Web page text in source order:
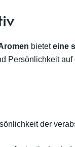
bieteteine
Persönlichkeit auf
der